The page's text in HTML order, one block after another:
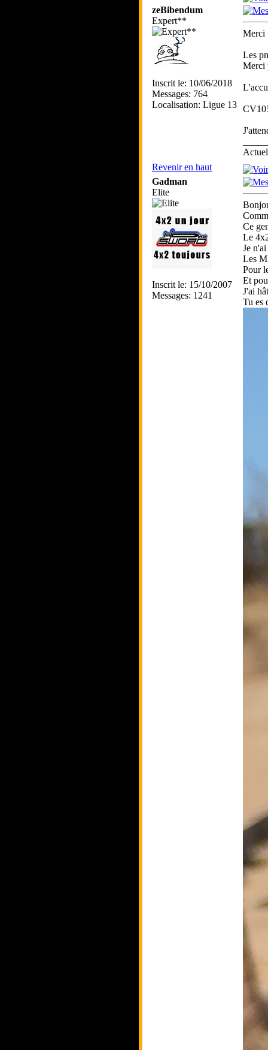
zeBibendum
Expert**
Inscrit le: 10/06/2018
Messages: 764
Localisation: Ligue 13
Merci
Les
Merci
Revenir en haut
Gadman
Elite
Inscrit le: 15/10/2007
Messages: 1241
Ce
Le
Je
Les
Pour
Et
J'ai
Tu es